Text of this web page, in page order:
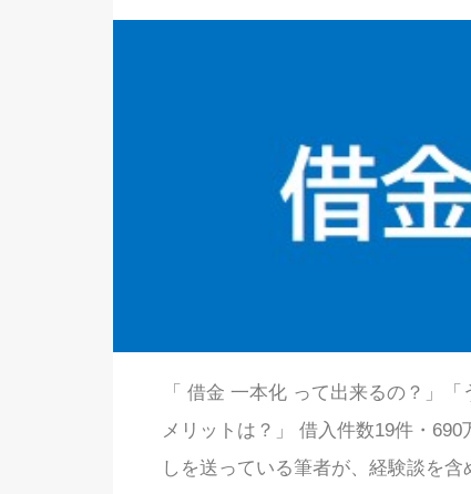
「 借金 一本化 って出来るの？」
メリットは？」 借入件数19件・
しを送っている筆者が、経験談を